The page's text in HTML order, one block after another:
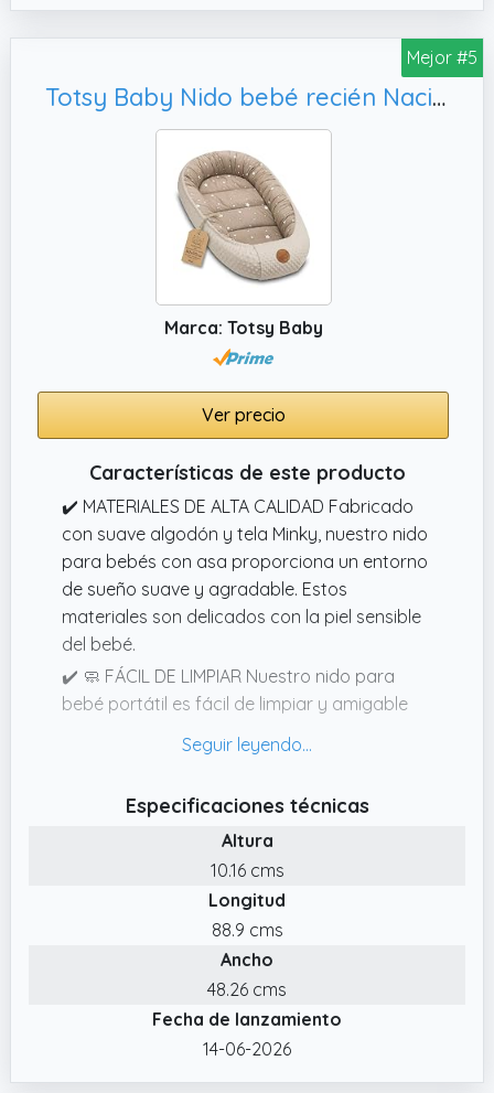
visita a los abuelos, etc. Reductor Cuna Bebe
fácil mantener el capullo limpio y protegerlo
✔️ TODOS LOS MATERIALES SON DE LA MÁS
ALTA CALIDAD: Los materiales utilizados para
fabricar el Nido Bebe Recien Nacido cuentan
con la certificación OekoTex 100, lo que
significa que puede usarse en contacto con
la piel sensible del niño. Reductor Cuna Bebe
nido está cosido a mano en Polonia, lo que lo
distingue claramente de los productos
Mejor #5
Totsy Baby Nido bebé recién Nacido 90x50 cm - Reductor Cuna Cuco de colecho Minky Winter cálido Capullo Ideal para moisés, góndola y Viaje Beige con Estrellas Blancas
Marca: Totsy Baby
Ver precio
Características de este producto
✔️ MATERIALES DE ALTA CALIDAD Fabricado
con suave algodón y tela Minky, nuestro nido
para bebés con asa proporciona un entorno
de sueño suave y agradable. Estos
materiales son delicados con la piel sensible
del bebé.
✔️ 🧼 FÁCIL DE LIMPIAR Nuestro nido para
bebé portátil es fácil de limpiar y amigable
resistir los desafíos diarios de la vida
✔️ AJUSTE INDIVIDUAL Nuestro nido para
bebé se puede ajustar en ancho con la
cuerda de algodón. Con una longitud de 70
cm, se puede aflojar la cuerda para crear
más espacio y extender el capullo hasta 90
✔️ VERSÁTIL Y PRÁCTICO El nido para bebé es
de uso versátil y puede servir como lugar de
descanso, área de relajación o cambiador.
Especificaciones técnicas
Altura
10.16 cms
Longitud
88.9 cms
Ancho
48.26 cms
Fecha de lanzamiento
14-06-2026